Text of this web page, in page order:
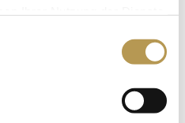
– 02. Januar 2027
ist leider nicht möglich.
als Doppelzimmer